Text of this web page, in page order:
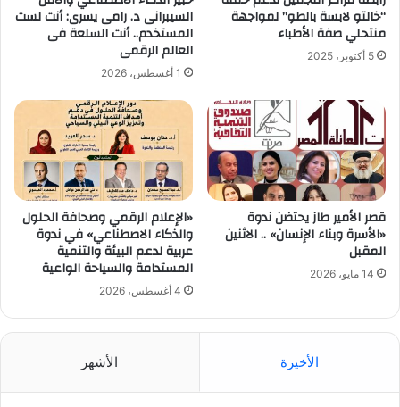
“خالتو لابسة بالطو” لمواجهة
منتحلي صفة الأطباء
5 أكتوبر، 2025
السيبرانى د. رامى يسرى: أنت لست
المستخدم.. أنت السلعة فى
العالم الرقمى
1 أغسطس، 2026
قصر الأمير طاز يحتضن ندوة
«الأسرة وبناء الإنسان» .. الاثنين
المقبل
14 مايو، 2026
«الإعلام الرقمي وصحافة الحلول
والذكاء الاصطناعي» في ندوة
عربية لدعم البيئة والتنمية
المستدامة والسياحة الواعية
4 أغسطس، 2026
الأخيرة الأشهر